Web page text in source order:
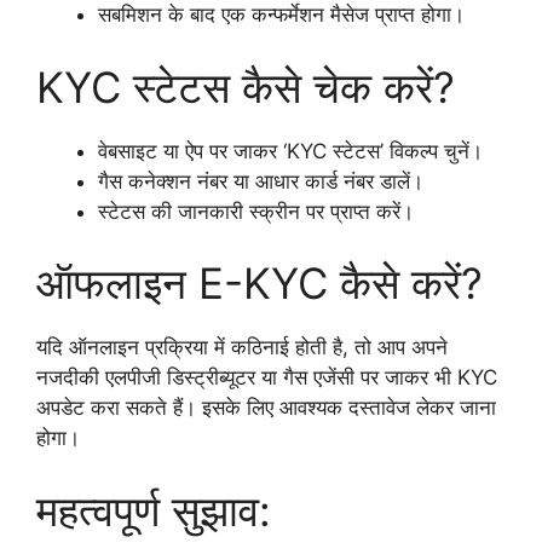
सबमिशन के बाद एक कन्फर्मेशन मैसेज प्राप्त होगा।
KYC स्टेटस कैसे चेक करें?
वेबसाइट या ऐप पर जाकर ‘KYC स्टेटस’ विकल्प चुनें।
गैस कनेक्शन नंबर या आधार कार्ड नंबर डालें।
स्टेटस की जानकारी स्क्रीन पर प्राप्त करें।
ऑफलाइन E-KYC कैसे करें?
यदि ऑनलाइन प्रक्रिया में कठिनाई होती है, तो आप अपने
नजदीकी एलपीजी डिस्ट्रीब्यूटर या गैस एजेंसी पर जाकर भी KYC
अपडेट करा सकते हैं। इसके लिए आवश्यक दस्तावेज लेकर जाना
होगा।
महत्वपूर्ण सुझाव: